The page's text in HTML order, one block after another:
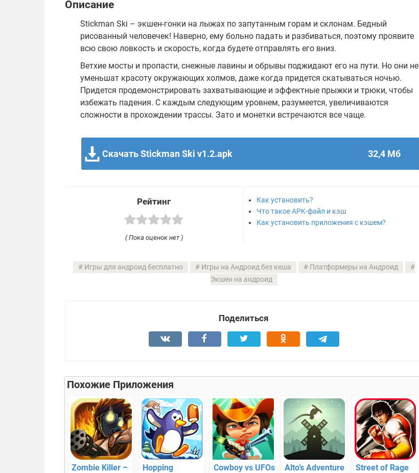
Описание
Stickman Ski – экшен-гонки на лыжах по запутанным горам и склонам. Бедный
рисованный человечек! Наверно, ему больно падать и разбиваться, поэтому проявите
всю свою ловкость и скорость, когда будете отправлять его вниз.
Ветхие мосты и пропасти, снежные лавины и обрывы поджидают его на пути. Но они не
уменьшат красоту окружающих холмов, даже когда придется скатываться ночью.
Придется продемонстрировать захватывающие и эффектные прыжки и трюки, чтобы
избежать падения. С каждым следующим уровнем, разумеется, увеличиваются
сложности в прохождении трассы. Зато и монетки встречаются все чаще.
Скачать Stickman Ski v1.2.apk 32,4 Мб
Рейтинг
( Пока оценок нет )
Как установить?
Что такое APK-файл и кэш
Как установить приложения с кэшем?
Игры для андроид бесплатно Игры на Андроид без кеша
Платформеры на Андроид
Экшен на андроид
Поделиться
Похожие Приложения
Zombie Killer –
Hopping
Cowboy vs UFOs
Alto’s Adventure
Street of Rage